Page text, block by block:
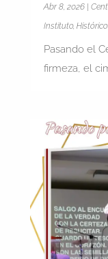
Abr 8, 2026|
Instituto, Histórico
Pasando el
firmeza, el